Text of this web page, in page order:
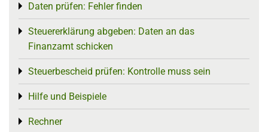
Daten prüfen: Fehler finden
Toggle menu
Steuererklärung abgeben: Daten an das
Finanzamt schicken
Toggle menu
Steuerbescheid prüfen: Kontrolle muss sein
Toggle menu
Hilfe und Beispiele
Toggle menu
Rechner
Toggle menu